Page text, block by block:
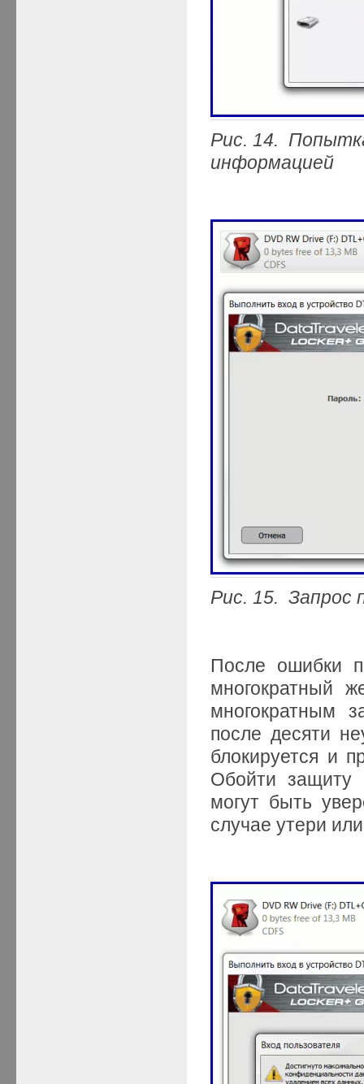
Рис. 14.
информацией
Рис. 15. Запрос
После ошибки
многократный
многократным
после десяти
блокируется и
Обойти защиту
могут быть
случае утери